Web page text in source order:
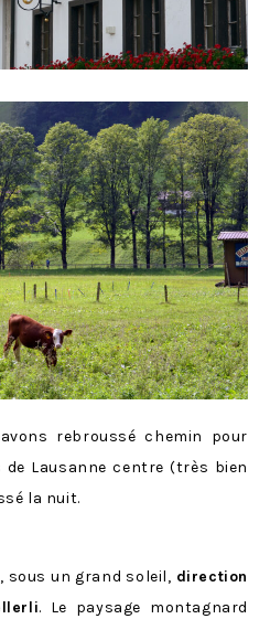
rebroussé chemin pour
Lausanne centre (très bien
la nuit.
sous un grand soleil, direction
. Le paysage montagnard